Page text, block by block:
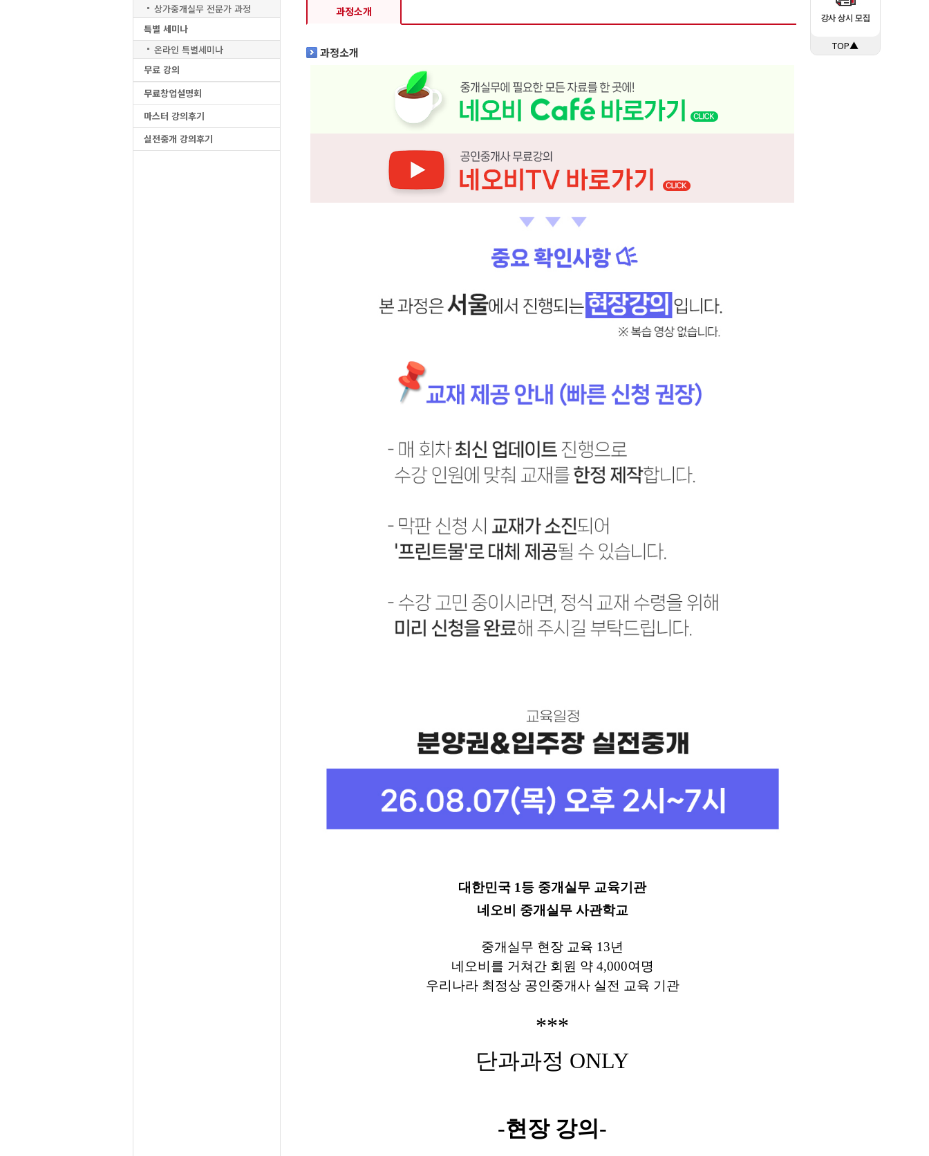
TOP▲
상가중개실무 전문가 과정
특별 세미나
온라인 특별세미나
무료 강의
무료창업설명회
마스터 강의후기
실전중개 강의후기
과정소개
과정소개
대한민국 1등 중개실무 교육기관
네오비 중개실무 사관학교
중개실무 현장 교육 13년
네오비를 거쳐간 회원 약 4,000여명
우리나라 최정상 공인중개사 실전 교육 기관
***
단과과정 ONLY
-현장 강의-